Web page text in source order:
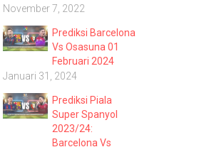
November 7, 2022
Prediksi Barcelona
Vs Osasuna 01
Februari 2024
Januari 31, 2024
Prediksi Piala
Super Spanyol
2023/24:
Barcelona Vs